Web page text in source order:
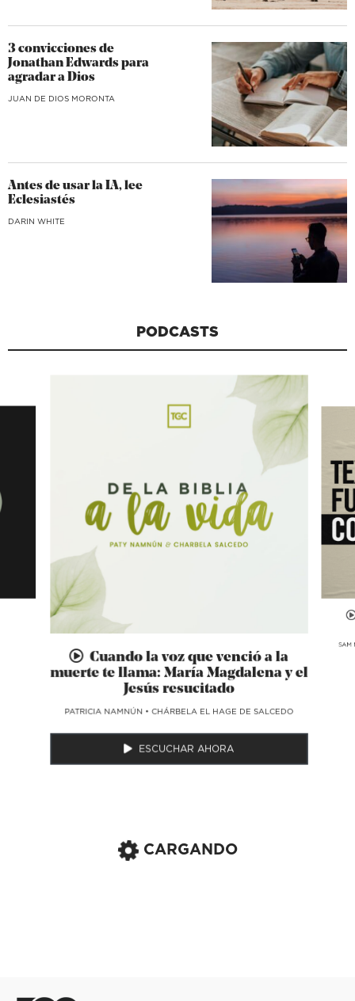
3 convicciones de
Jonathan Edwards para
agradar a Dios
JUAN DE DIOS MORONTA
Antes de usar la IA, lee
Eclesiastés
DARIN WHITE
PODCASTS
Cuando la voz que venció a la
muerte te llama: María Magdalena y el
Jesús resucitado
​PATRICIA NAMNÚN •CHÁRBELA EL HAGE DE SALCEDO
ESCUCHAR AHORA
SAM
CARGANDO